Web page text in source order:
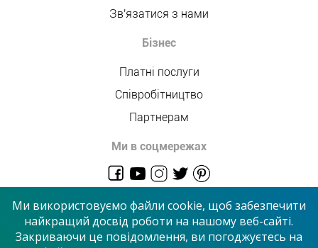
Зв'язатися з нами
Бізнес
Платні послуги
Співробітництво
Партнерам
Ми в соцмережах
Ми використовуємо файли cookie, щоб забезпечити
найкращий досвід роботи на нашому веб-сайті.
Закриваючи це повідомлення, ви погоджуєтесь на